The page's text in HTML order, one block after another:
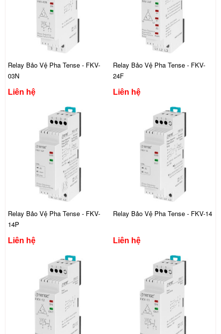
Relay Bảo Vệ Pha Tense - FKV-
03N
Liên hệ
Relay Bảo Vệ Pha Tense - FKV-
24F
Liên hệ
Relay Bảo Vệ Pha Tense - FKV-
14P
Liên hệ
Relay Bảo Vệ Pha Tense - FKV-14
Liên hệ